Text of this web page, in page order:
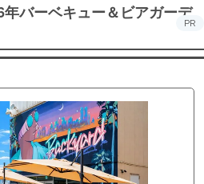
バーベキュー＆ビアガーデ
PR